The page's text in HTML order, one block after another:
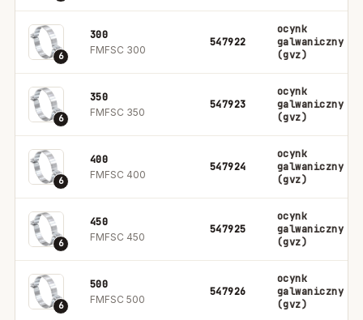
6
300
FMFSC 300
547922
ocynk
galwaniczny
(gvz)
6
350
FMFSC 350
547923
ocynk
galwaniczny
(gvz)
6
400
FMFSC 400
547924
ocynk
galwaniczny
(gvz)
6
450
FMFSC 450
547925
ocynk
galwaniczny
(gvz)
6
500
FMFSC 500
547926
ocynk
galwaniczny
(gvz)